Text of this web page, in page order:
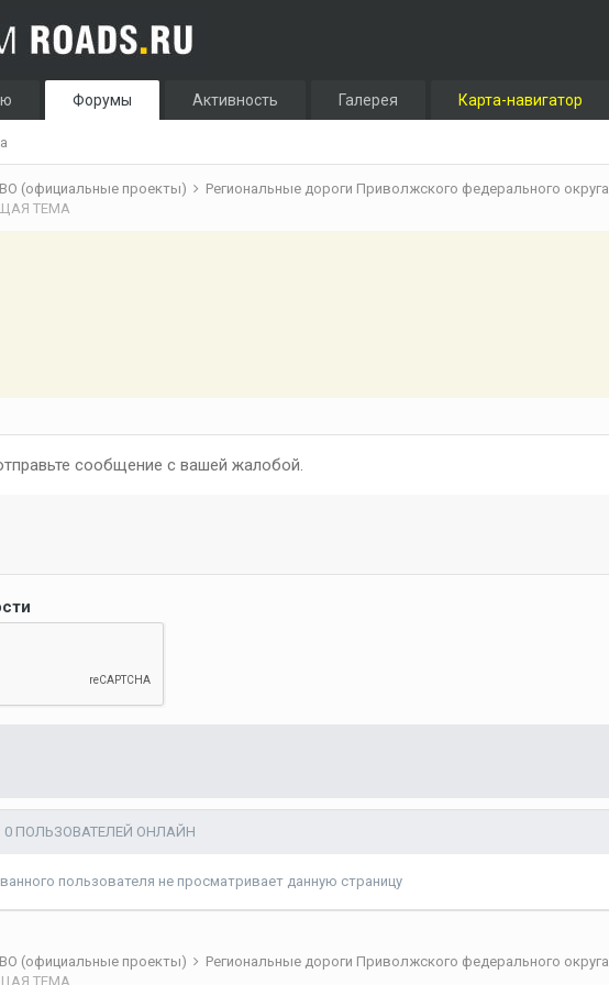
Форумы Активность Галерея Карта-навигатор
(официальные проекты) Региональные дороги Приволжского федерального округа
ТЕМА
сообщение с вашей жалобой.
0 ПОЛЬЗОВАТЕЛЕЙ ОНЛАЙН
пользователя не просматривает данную страницу
(официальные проекты) Региональные дороги Приволжского федерального округа
ТЕМА